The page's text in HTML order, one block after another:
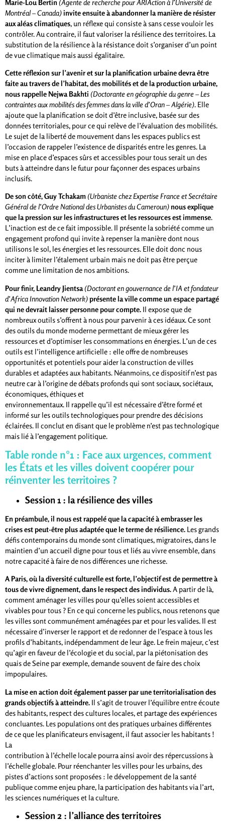
Marie-Lou Bertin (Agente de recherche pour ARIAction à l’Université de
Montréal – Canada)invite ensuite à abandonner la manière de résister
aux aléas climatiques, un réflexe qui consiste à sans cesse vouloir les
contrôler. Au contraire, il faut valoriser la résilience des territoires. La
substitution de la résilience à la résistance doit s’organiser d’un point
de vue climatique mais aussi égalitaire.
Cette réflexion sur l’avenir et sur la planification urbaine devra être
faite au travers de l’habitat, des mobilités et de la production urbaine,
nous rappelle Nejwa Bakhti (Doctorante en géographie du genre – Les
contraintes aux mobilités des femmes dans la ville d’Oran – Algérie). Elle
ajoute que la planification se doit d’être inclusive, basée sur des
données territoriales, pour ce qui relève de l’évaluation des mobilités.
Le sujet de la liberté de mouvement dans les espaces publics est
l’occasion de rappeler l’existence de disparités entre les genres. La
mise en place d’espaces sûrs et accessibles pour tous serait un des
buts à atteindre dans le futur pour façonner des espaces urbains
inclusifs.
De son côté, Guy Tchakam(Urbaniste chez Expertise France et Secrétaire
Général de l’Ordre National des Urbanistes du Cameroun)nous explique
que la pression sur les infrastructures et les ressources est immense.
L’inaction est de ce fait impossible. Il présente la sobriété comme un
engagement profond qui invite à repenser la manière dont nous
utilisons le sol, les énergies et les ressources. Elle doit donc nous
inciter à limiter l’étalement urbain mais ne doit pas être perçue
comme une limitation de nos ambitions.
Pour finir, Leandry Jientsa(Doctorant en gouvernance de l’IA et fondateur
d’Africa Innovation Network)présente la ville comme un espace partagé
qui ne devrait laisser personne pour compte. Il expose que de
nombreux outils s’offrent à nous pour parvenir à ces idéaux. Ce sont
des outils du monde moderne permettant de mieux gérer les
ressources et d’optimiser les consommations en énergies. L’un de ces
outils est l’intelligence artificielle : elle offre de nombreuses
opportunités et potentiels pour aider la construction de villes
durables et adaptées aux habitants. Néanmoins, ce dispositif n’est pas
neutre car à l’origine de débats profonds qui sont sociaux, sociétaux,
économiques, éthiques et
environnementaux. Il rappelle qu’il est nécessaire d’être formé et
informé sur les outils technologiques pour prendre des décisions
éclairées. Il conclut en disant que le problème n’est pas technologique
mais lié à l’engagement politique.
Table ronde n°1 : Face aux urgences, comment
les États et les villes doivent coopérer pour
réinventer les territoires ?
Session 1 : la résilience des villes
En préambule, il nous est rappelé que la capacité à embrasser les
crises est peut-être plus adaptée que le terme de résilience. Les grands
défis contemporains du monde sont climatiques, migratoires, dans le
maintien d’un accueil digne pour tous et liés au vivre ensemble, dans
notre capacité à faire de nos différences une richesse.
A Paris, où la diversité culturelle est forte, l’objectif est de permettre à
tous de vivre dignement, dans le respect des individus.A partir de là,
comment aménager les villes pour qu’elles soient accessibles et
vivables pour tous ? En ce qui concerne les publics, nous retenons que
les villes sont communément aménagées par et pour les valides. Il est
nécessaire d’inverser le rapport et de redonner de l’espace à tous les
profils d’habitants, indépendamment de leur âge. Le frein majeur, c’est
qu’agir en faveur de l’écologie et du social, par la piétonisation des
quais de Seine par exemple, demande souvent de faire des choix
impopulaires.
La mise en action doit également passer par une territorialisation des
grands objectifs à atteindre. Il s’agit de trouver l’équilibre entre écoute
des habitants, respect des cultures locales, et partage des expériences
concluantes. Les populations ont des pratiques urbaines différentes
de ce que les planificateurs envisagent, il faut associer les habitants !
La
contribution à l’échelle locale pourra ainsi avoir des répercussions à
l’échelle globale. Pour réenchanter les villes pour les urbains, des
pistes d’actions sont proposées : le développement de la santé
publique comme enjeu phare, la participation des habitants via l’art,
les sciences numériques et la culture.
Session 2 : l’alliance des territoires